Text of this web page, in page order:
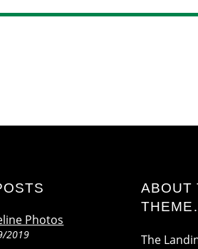
Photos
2019
ABOUT
The